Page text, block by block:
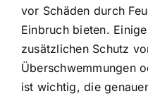
vor Schäden durch
Einbruch bieten.
zusätzlichen Schutz
Überschwemmungen
ist wichtig, die